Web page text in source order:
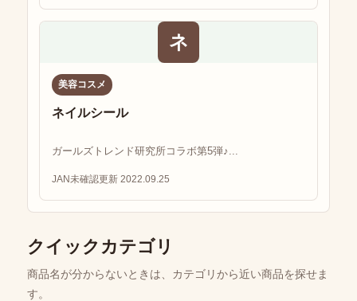
ネ
美容コスメ
ネイルシール
ガールズトレンド研究所コラボ第5弾♪...
JAN未確認更新 2022.09.25
クイックカテゴリ
商品名が分からないときは、カテゴリから近い商品を探せま
す。